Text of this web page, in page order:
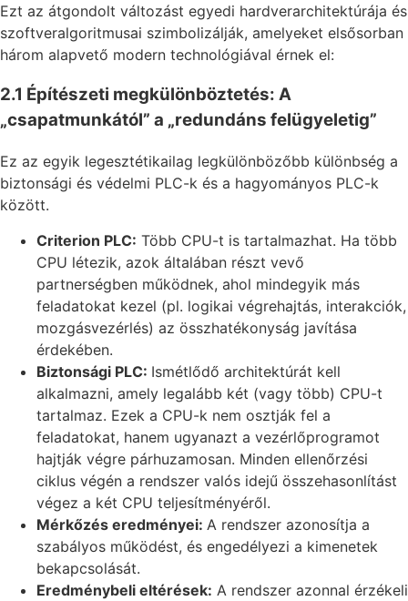
Ezt az átgondolt változást egyedi hardverarchitektúrája és
szoftveralgoritmusai szimbolizálják, amelyeket elsősorban
három alapvető modern technológiával érnek el:
2.1 Építészeti megkülönböztetés: A
„csapatmunkától” a „redundáns felügyeletig”
Ez az egyik legesztétikailag legkülönbözőbb különbség a
biztonsági és védelmi PLC-k és a hagyományos PLC-k
között.
Criterion PLC: Több CPU-t is tartalmazhat. Ha több
CPU létezik, azok általában részt vevő
partnerségben működnek, ahol mindegyik más
feladatokat kezel (pl. logikai végrehajtás, interakciók,
mozgásvezérlés) az összhatékonyság javítása
érdekében.
Biztonsági PLC: Ismétlődő architektúrát kell
alkalmazni, amely legalább két (vagy több) CPU-t
tartalmaz. Ezek a CPU-k nem osztják fel a
feladatokat, hanem ugyanazt a vezérlőprogramot
hajtják végre párhuzamosan. Minden ellenőrzési
ciklus végén a rendszer valós idejű összehasonlítást
végez a két CPU teljesítményéről.
Mérkőzés eredményei: A rendszer azonosítja a
szabályos működést, és engedélyezi a kimenetek
bekapcsolását.
Eredménybeli eltérések: A rendszer azonnal érzékeli